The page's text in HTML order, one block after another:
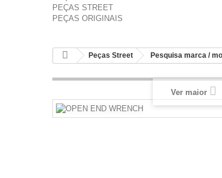
PEÇAS STREET
PEÇAS ORIGINAIS
Peças Street Pesquisa marca /
Ver maior